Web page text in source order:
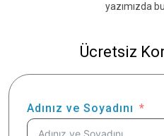
yazımızda
Ücretsiz
Adınız ve Soyadını